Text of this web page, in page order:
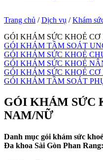
Trang chủ /Dịch vụ /Khám
GÓI KHÁM SỨC KHOẺ
GÓI KHÁM TẦM SOÁT
GÓI KHÁM SỨC KHOẺ
GÓI KHÁM SỨC KHOẺ
GÓI KHÁM SỨC KHOẺ
GÓI KHÁM TẦM SOÁT
GÓI KHÁM SỨC
NAM/NỮ
Danh mục gói khám sức
Đa khoa Sài Gòn Phan Rang: